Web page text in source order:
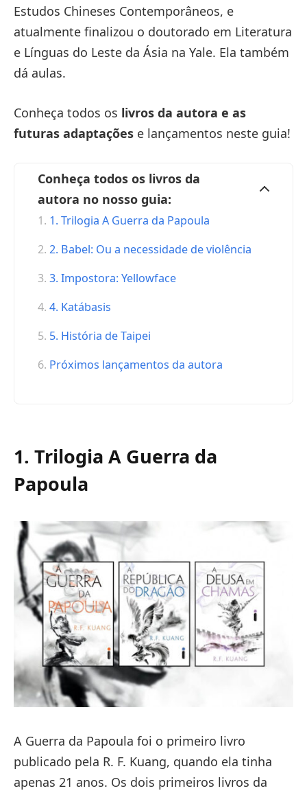
Estudos Chineses Contemporâneos, e
atualmente finalizou o doutorado em Literatura
e Línguas do Leste da Ásia na Yale. Ela também
dá aulas.
Conheça todos os livros da autora e as
futuras adaptações e lançamentos neste guia!
Conheça todos os livros da
autora no nosso guia:
1. Trilogia A Guerra da Papoula
2. Babel: Ou a necessidade de violência
3. Impostora: Yellowface
4. Katábasis
5. História de Taipei
Próximos lançamentos da autora
1. Trilogia A Guerra da
Papoula
A Guerra da Papoula foi o primeiro livro
publicado pela R. F. Kuang, quando ela tinha
apenas 21 anos. Os dois primeiros livros da